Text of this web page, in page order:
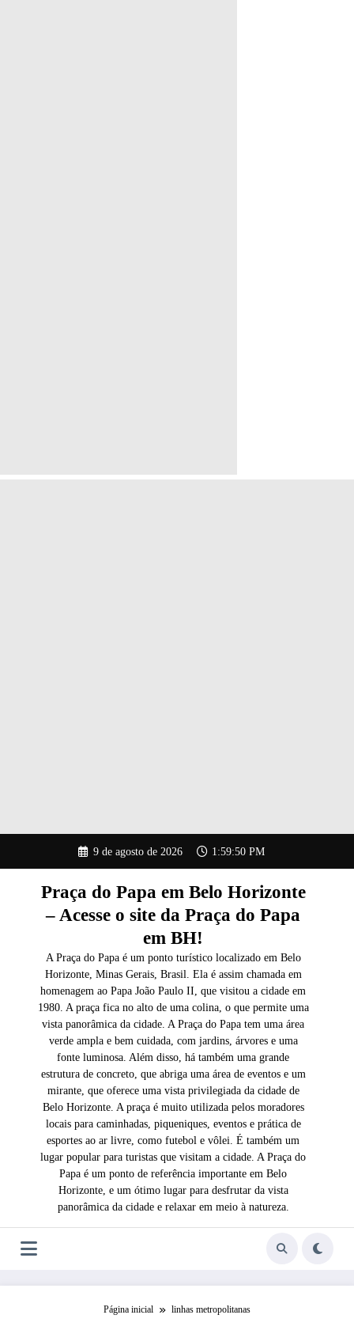
o
9 de agosto de 2026 1:59:51 PM
Praça do Papa em Belo Horizonte
– Acesse o site da Praça do Papa
em BH!
A Praça do Papa é um ponto turístico localizado em Belo
Horizonte, Minas Gerais, Brasil. Ela é assim chamada em
homenagem ao Papa João Paulo II, que visitou a cidade em
1980. A praça fica no alto de uma colina, o que permite uma
vista panorâmica da cidade. A Praça do Papa tem uma área
verde ampla e bem cuidada, com jardins, árvores e uma
fonte luminosa. Além disso, há também uma grande
estrutura de concreto, que abriga uma área de eventos e um
mirante, que oferece uma vista privilegiada da cidade de
Belo Horizonte. A praça é muito utilizada pelos moradores
locais para caminhadas, piqueniques, eventos e prática de
esportes ao ar livre, como futebol e vôlei. É também um
lugar popular para turistas que visitam a cidade. A Praça do
Papa é um ponto de referência importante em Belo
Horizonte, e um ótimo lugar para desfrutar da vista
panorâmica da cidade e relaxar em meio à natureza.
Página inicial linhas metropolitanas